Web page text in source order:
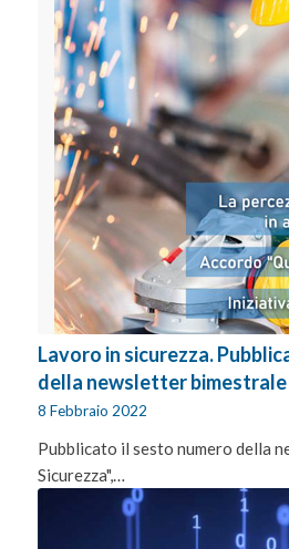
Lavoro in sicurezza.
della newsletter bimestrale
8 Febbraio 2022
Pubblicato il sesto numero della
Sicurezza",…